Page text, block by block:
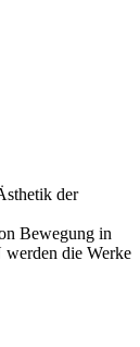
der
Bewegung in
die Werke